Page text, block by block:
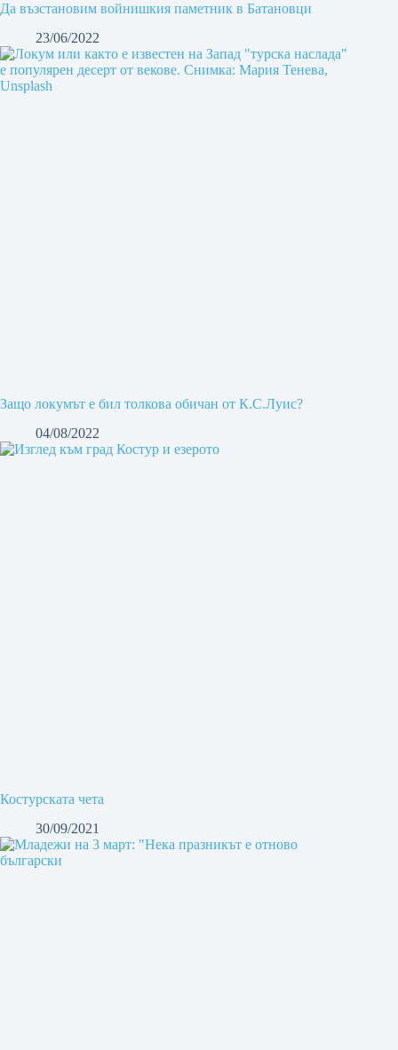
Да възстановим войнишкия паметник в Батановци
23/06/2022
Защо локумът е бил толкова обичан от К.С.Луис?
04/08/2022
Костурската чета
30/09/2021